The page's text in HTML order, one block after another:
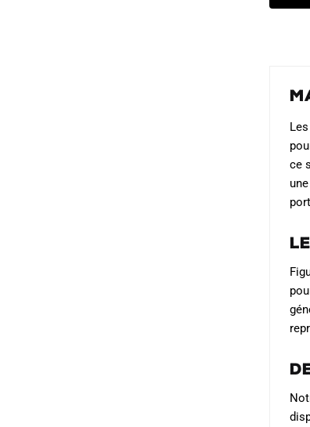
produit
options
ce